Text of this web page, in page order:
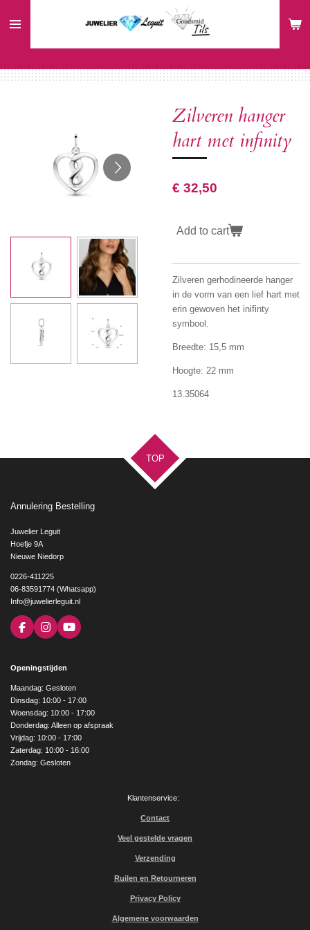
direct
hoofdinhoud
Zilveren hanger
hart met infinity
€ 32,50
Add to cart
Zilveren gerhodineerde hanger
in de vorm van een lief hart met
erin gewoven het inifinty
symbool.
Breedte: 15,5 mm
Hoogte: 22 mm
13.35064
TOP
Annulering Bestelling
Juwelier Leguit
Hoefje 9A
Nieuwe Niedorp
0226-411225
06-83591774 (Whatsapp)
Info@juwelierleguit.nl
F
a
b
o
k
I
n
a
g
r
a
m
Y
o
e
Openingstijden
Maandag: Gesloten
Dinsdag: 10:00 - 17:00
Woensdag: 10:00 - 17:00
Donderdag: Alleen op afspraak
Vrijdag: 10:00 - 17:00
Zaterdag: 10:00 - 16:00
Zondag: Gesloten
Klantenservice:
Contact
Veel gestelde vragen
Verzending
Ruilen en Retourneren
Privacy Policy
Algemene voorwaarden